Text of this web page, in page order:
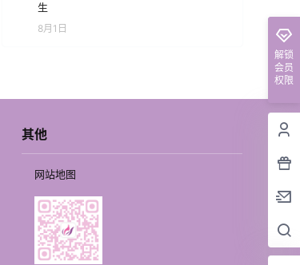
生
8月1日
解锁
会员
权限
其他
网站地图